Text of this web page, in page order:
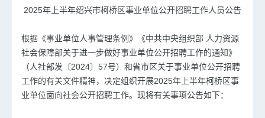
2025年上半年绍兴市柯桥区事业单位公开招聘工作人员公告
根据《事业单位人事管理条例》《中共中央组织部 人力资源
社会保障部关于进一步做好事业单位公开招聘工作的通知》
（人社部发〔2024〕57号）和省市区关于事业单位公开招聘
工作的有关文件精神，决定组织开展2025年上半年柯桥区事
业单位面向社会公开招聘工作。现将有关事项公告如下：